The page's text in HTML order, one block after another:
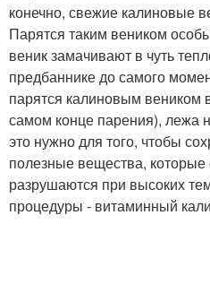
конечно, свежие калиновые
Парятся таким веником
веник замачивают в чуть
предбаннике до самого
парятся калиновым веником
самом конце парения), лежа
это нужно для того, чтобы
полезные вещества, которые
разрушаются при высоких
процедуры - витаминный